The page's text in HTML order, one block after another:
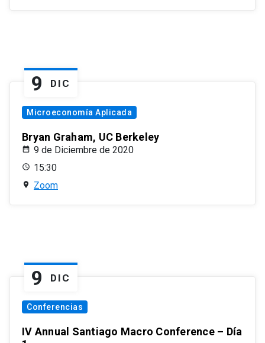
9 DIC
Microeconomía Aplicada
Bryan Graham, UC Berkeley
9 de Diciembre de 2020
15:30
Zoom
9 DIC
Conferencias
IV Annual Santiago Macro Conference – Día